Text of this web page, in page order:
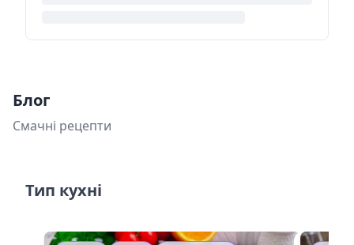
Блог
Смачні рецепти
Тип кухні